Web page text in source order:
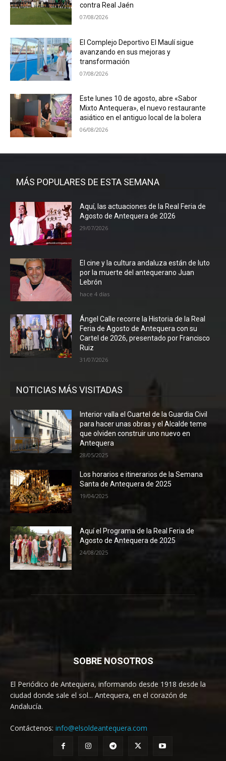
contra Real Jaén
07/08/2026
El Complejo Deportivo El Maulí sigue
avanzando en sus mejoras y
transformación
07/08/2026
Este lunes 10 de agosto, abre «Sabor
Mixto Antequera», el nuevo restaurante
asiático en el antiguo local de la bolera
06/08/2026
MÁS POPULARES DE ESTA SEMANA
Aquí, las actuaciones de la Real Feria de
Agosto de Antequera de 2026
29/07/2026
El cine y la cultura andaluza están de luto
por la muerte del antequerano Juan
Lebrón
hace 4 días
Ángel Calle recorre la Historia de la Real
Feria de Agosto de Antequera con su
Cartel de 2026, presentado por Francisco
Ruiz
31/07/2026
NOTICIAS MÁS VISITADAS
Interior valla el Cuartel de la Guardia Civil
para hacer unas obras y el Alcalde teme
que olviden construir uno nuevo en
Antequera
28/05/2025
Los horarios e itinerarios de la Semana
Santa de Antequera de 2025
19/04/2025
Aquí el Programa de la Real Feria de
Agosto de Antequera de 2025
24/08/2025
SOBRE NOSOTROS
El Periódico de Antequera, informando desde 1918 desde la
ciudad donde sale el sol... Antequera, en el corazón de
Andalucía.
Contáctenos: info@elsoldeantequera.com